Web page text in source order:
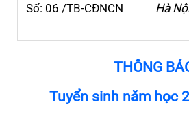
Số: 06 /TB-CĐNCN
Hà
THÔNG
Tuyển sinh năm học